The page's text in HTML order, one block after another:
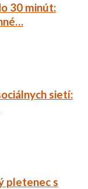
30 minút:
sietí:
pletenec s